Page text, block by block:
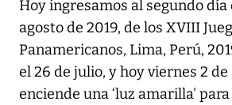
Hoy ingresamos al segundo día
agosto de 2019, de los XVIII
Panamericanos, Lima, Perú,
el 26 de julio, y hoy viernes 2 de
enciende una ‘luz amarilla'